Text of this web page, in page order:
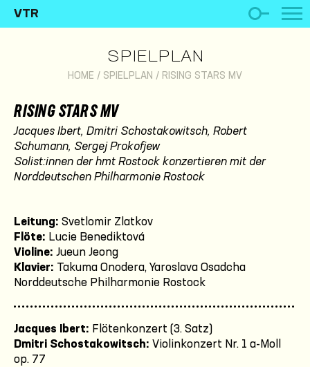
VTR
SPIELPLAN
HOME / SPIELPLAN / RISING STARS MV
RISING STARS MV
Jacques Ibert, Dmitri Schostakowitsch, Robert
Schumann, Sergej Prokofjew
Solist:innen der hmt Rostock konzertieren mit der
Norddeutschen Philharmonie Rostock
Leitung: Svetlomir Zlatkov
Flöte: Lucie Benediktová
Violine: Jueun Jeong
Klavier: Takuma Onodera, Yaroslava Osadcha
Norddeutsche Philharmonie Rostock
Jacques Ibert: Flötenkonzert (3. Satz)
Dmitri Schostakowitsch: Violinkonzert Nr. 1 a-Moll
op. 77